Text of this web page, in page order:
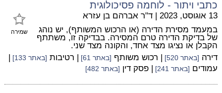
כתבי ויתור - לוחמה פסיכולוגית
שמירה
13 אוגוסט, 2023 | ד"ר אברהם בן עזרא
במעמד מסירת הדירה (או הרכוש המשותף), יש נוהג
של בדיקת הדירה טרם המסירה. בבדיקה זו, משתתף
הקבלן או נציגו מצד אחד, והקונה מצד שני.
דירה [באתר 520] | רכוש משותף [באתר 61] | רטיבות [באתר 133]
|
עמודים [באתר 241] | פסק דין [באתר 482]